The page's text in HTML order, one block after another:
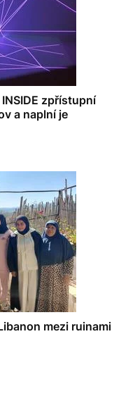
zpřístupní
a naplní je
mezi ruinami